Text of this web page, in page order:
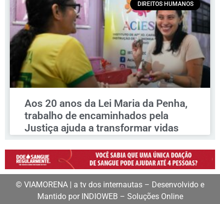
DIREITOS HUMANOS
Aos 20 anos da Lei Maria da Penha,
trabalho de encaminhados pela
Justiça ajuda a transformar vidas
© VIAMORENA | a tv dos internautas – Desenvolvido e
Mantido por INDIOWEB – Soluções Online